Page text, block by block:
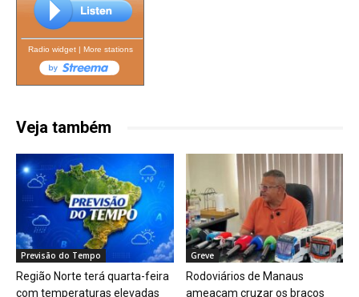
Radio widget| More stations
Veja também
Previsão do Tempo
Região Norte terá quarta-feira
com temperaturas elevadas
Greve
Rodoviários de Manaus
ameaçam cruzar os braços